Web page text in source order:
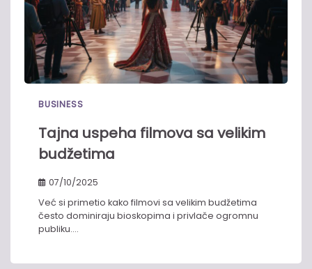
BUSINESS
Tajna uspeha filmova sa velikim
budžetima
07/10/2025
Već si primetio kako filmovi sa velikim budžetima
često dominiraju bioskopima i privlače ogromnu
publiku.…